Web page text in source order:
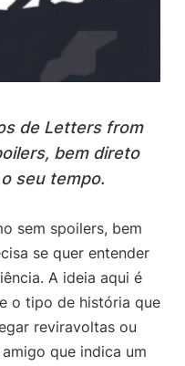
de Letters from
bem direto
seu tempo.
sem spoilers, bem
se quer entender
A ideia aqui é
o tipo de história que
reviravoltas ou
que indica um